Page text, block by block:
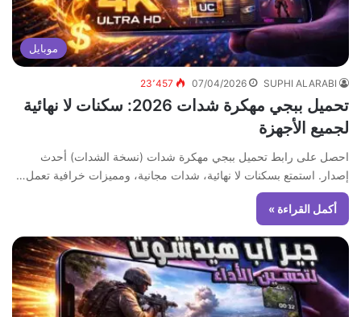
موبايل
SUPHI ALARABI
07/04/2026 23٬457
تحميل ببجي مهكرة شدات 2026: سكنات لا نهائية
لجميع الأجهزة
احصل على رابط تحميل ببجي مهكرة شدات (نسخة الشدات) أحدث
إصدار. استمتع بسكنات لا نهائية، شدات مجانية، ومميزات خرافية تعمل…
أكمل القراءة »